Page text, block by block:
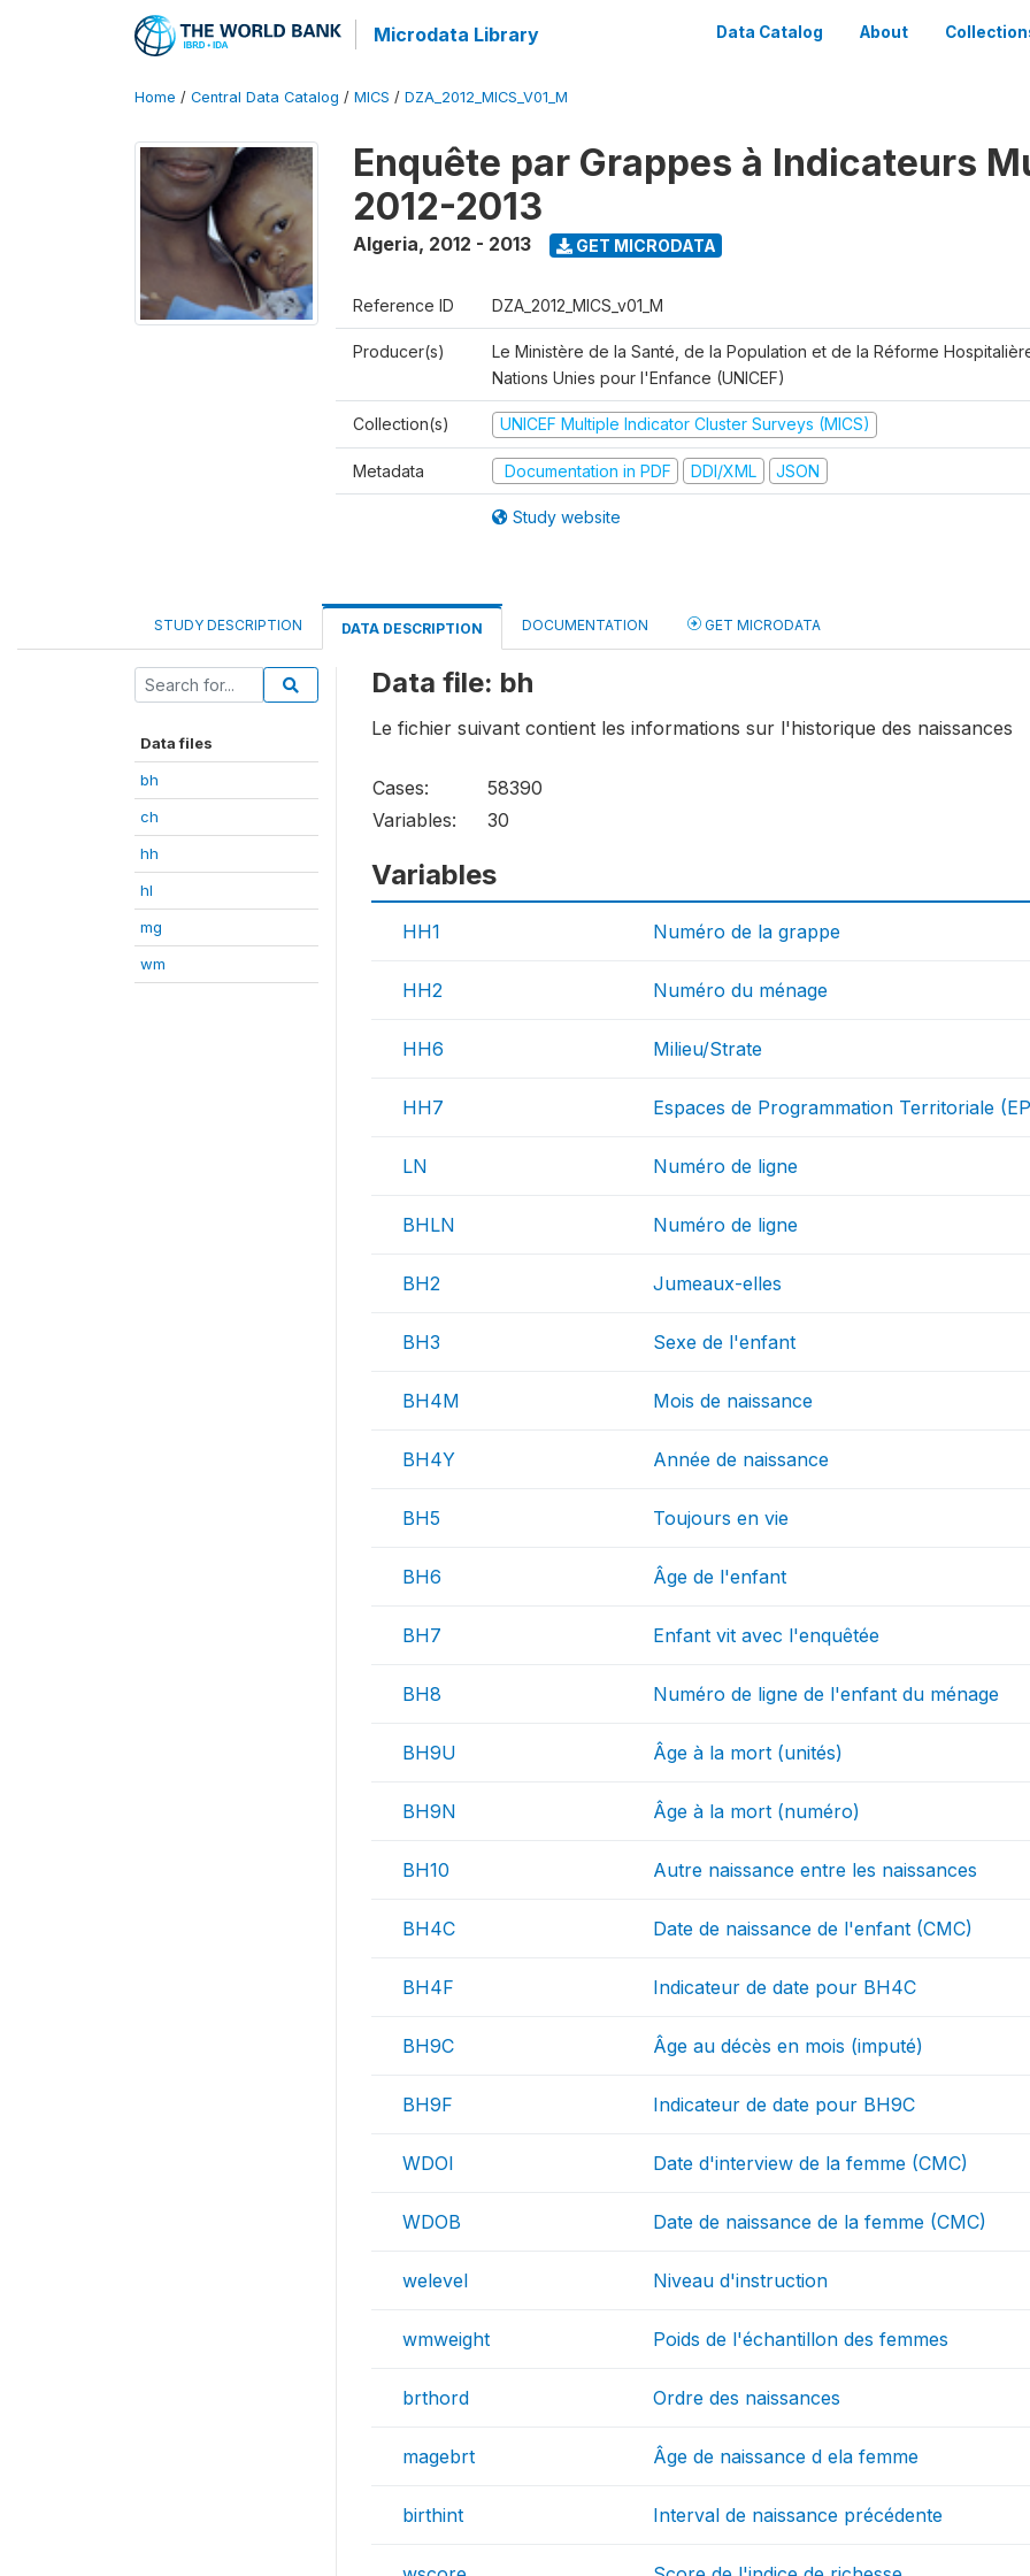
Microdata Library Data Catalog About
Home / Central Data Catalog / MICS / DZA_2012_MICS_V01_M
Enquête par Grappes à Indicateurs
2012-2013
Algeria, 2012 - 2013 GET MICRODATA
Reference ID DZA_2012_MICS_v01_M
Producer(s)
Le Ministère de la Santé, de la Population et de la Réforme
Nations Unies pour l'Enfance (UNICEF)
Collection(s) UNICEF Multiple Indicator Cluster Surveys (MICS)
Metadata Documentation in PDF DDI/XML JSON
Study website
STUDY DESCRIPTION DATA DESCRIPTION DOCUMENTATION GET MICRODATA
Data files
bh
ch
hh
hl
mg
wm
Data file: bh
Le fichier suivant contient les informations sur l'historique des naissances
Cases:
58390
Variables:
30
Variables
HH1 Numéro de la grappe
HH2 Numéro du ménage
HH6 Milieu/Strate
HH7 Espaces de Programmation Territoriale
LN Numéro de ligne
BHLN Numéro de ligne
BH2 Jumeaux-elles
BH3 Sexe de l'enfant
BH4M Mois de naissance
BH4Y Année de naissance
BH5 Toujours en vie
BH6 Âge de l'enfant
BH7 Enfant vit avec l'enquêtée
BH8 Numéro de ligne de l'enfant du ménage
BH9U Âge à la mort (unités)
BH9N Âge à la mort (numéro)
BH10 Autre naissance entre les naissances
BH4C Date de naissance de l'enfant (CMC)
BH4F Indicateur de date pour BH4C
BH9C Âge au décès en mois (imputé)
BH9F Indicateur de date pour BH9C
WDOI Date d'interview de la femme (CMC)
WDOB Date de naissance de la femme (CMC)
welevel Niveau d'instruction
wmweight Poids de l'échantillon des femmes
brthord Ordre des naissances
magebrt Âge de naissance d ela femme
birthint Interval de naissance précédente